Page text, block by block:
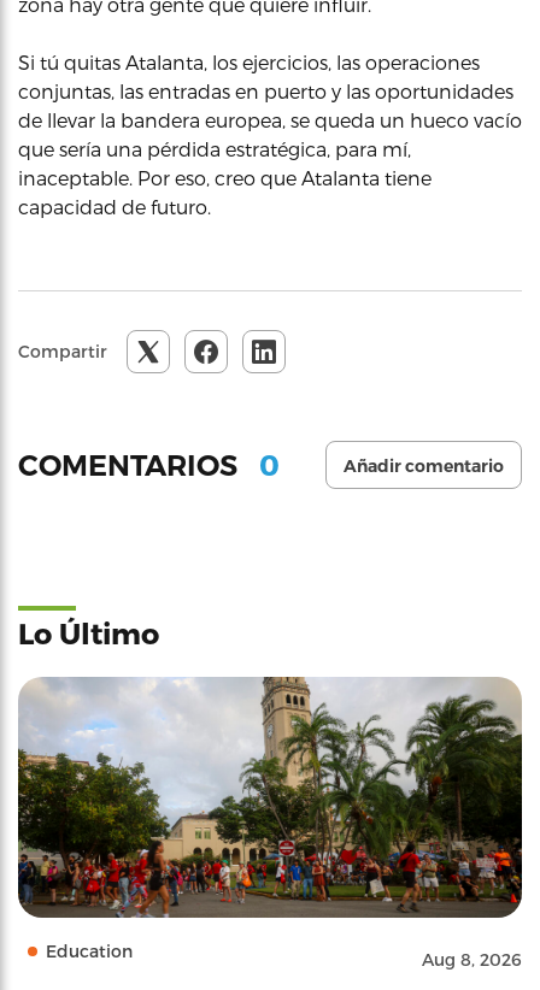
zona hay otra gente que quiere influir.
Si tú quitas Atalanta, los ejercicios, las operaciones
conjuntas, las entradas en puerto y las oportunidades
de llevar la bandera europea, se queda un hueco vacío
que sería una pérdida estratégica, para mí,
inaceptable. Por eso, creo que Atalanta tiene
capacidad de futuro.
Compartir
COMENTARIOS 0 Añadir comentario
Lo Último
Education Aug 8, 2026